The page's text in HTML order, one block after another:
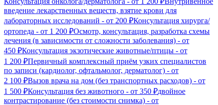
введение лекарственных веществ, взятие крови для
лабораторных исследований - от 200 ₽Консультация хирурга/
ортопеда - от 1 200 ₽Осмотр, консультация, разработка схемы
лечения (в зависимости от сложности заболевания) - от
450 ₽Консультация экзотические животные/птицы - от
1 200 ₽Первичный комплексный приём узких специалистов
по записи (кардиолог, офтальмолог, дерматолог) - от
2 100 ₽Вызов врача на дом (без транспортных расходов) - от
1 500 ₽Консультация без животного - от 350 ₽двойное
контрастирование (без стоимости снимка) - от